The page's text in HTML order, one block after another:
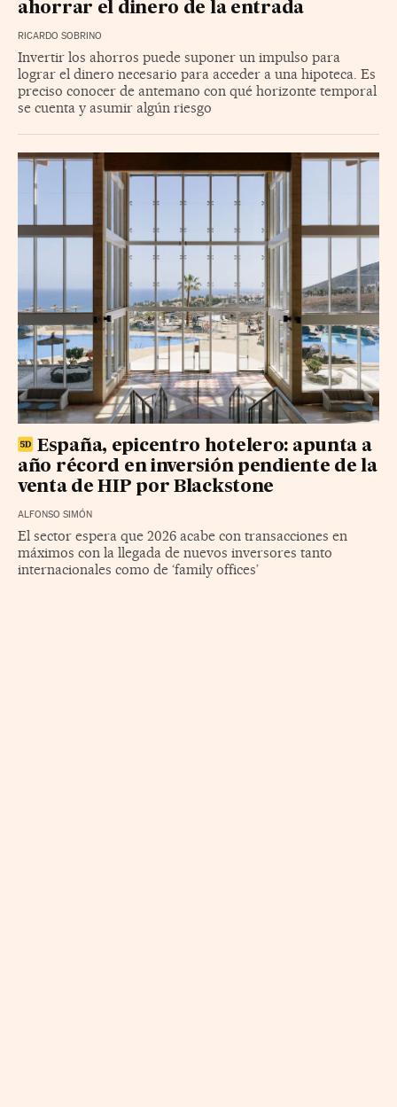
ahorrar el dinero de la entrada
RICARDO SOBRINO
Invertir los ahorros puede suponer un impulso para
lograr el dinero necesario para acceder a una hipoteca. Es
preciso conocer de antemano con qué horizonte temporal
se cuenta y asumir algún riesgo
España, epicentro hotelero: apunta a
año récord en inversión pendiente de la
venta de HIP por Blackstone
ALFONSO SIMÓN
El sector espera que 2026 acabe con transacciones en
máximos con la llegada de nuevos inversores tanto
internacionales como de ‘family offices’